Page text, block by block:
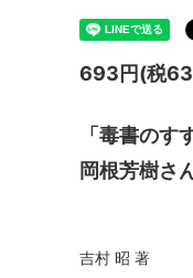
693円(税
「毒書のす
岡根芳樹さ
吉村 昭 著